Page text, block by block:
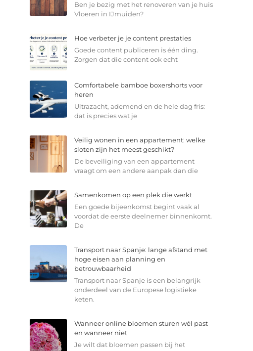
Ben je bezig met het renoveren van je huis
Vloeren in IJmuiden?
Hoe verbeter je je content prestaties
Goede content publiceren is één ding.
Zorgen dat die content ook echt
Comfortabele bamboe boxershorts voor
heren
Ultrazacht, ademend en de hele dag fris:
dat is precies wat je
Veilig wonen in een appartement: welke
sloten zijn het meest geschikt?
De beveiliging van een appartement
vraagt om een andere aanpak dan die
Samenkomen op een plek die werkt
Een goede bijeenkomst begint vaak al
voordat de eerste deelnemer binnenkomt.
De
Transport naar Spanje: lange afstand met
hoge eisen aan planning en
betrouwbaarheid
Transport naar Spanje is een belangrijk
onderdeel van de Europese logistieke
keten.
Wanneer online bloemen sturen wél past
en wanneer niet
Je wilt dat bloemen passen bij het